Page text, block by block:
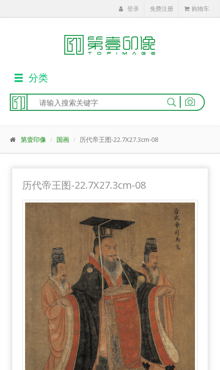
登录 免费注册 购物车
分类
|
第壹印像 国画 历代帝王图-22.7X27.3cm-08
历代帝王图-22.7X27.3cm-08